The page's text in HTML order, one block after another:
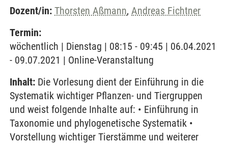
Dozent/in: Thorsten Aßmann, Andreas Fichtner
Termin:
wöchentlich | Dienstag | 08:15 - 09:45 | 06.04.2021
- 09.07.2021 | Online-Veranstaltung
Inhalt: Die Vorlesung dient der Einführung in die
Systematik wichtiger Pflanzen- und Tiergruppen
und weist folgende Inhalte auf: • Einführung in
Taxonomie und phylogenetische Systematik •
Vorstellung wichtiger Tierstämme und weiterer